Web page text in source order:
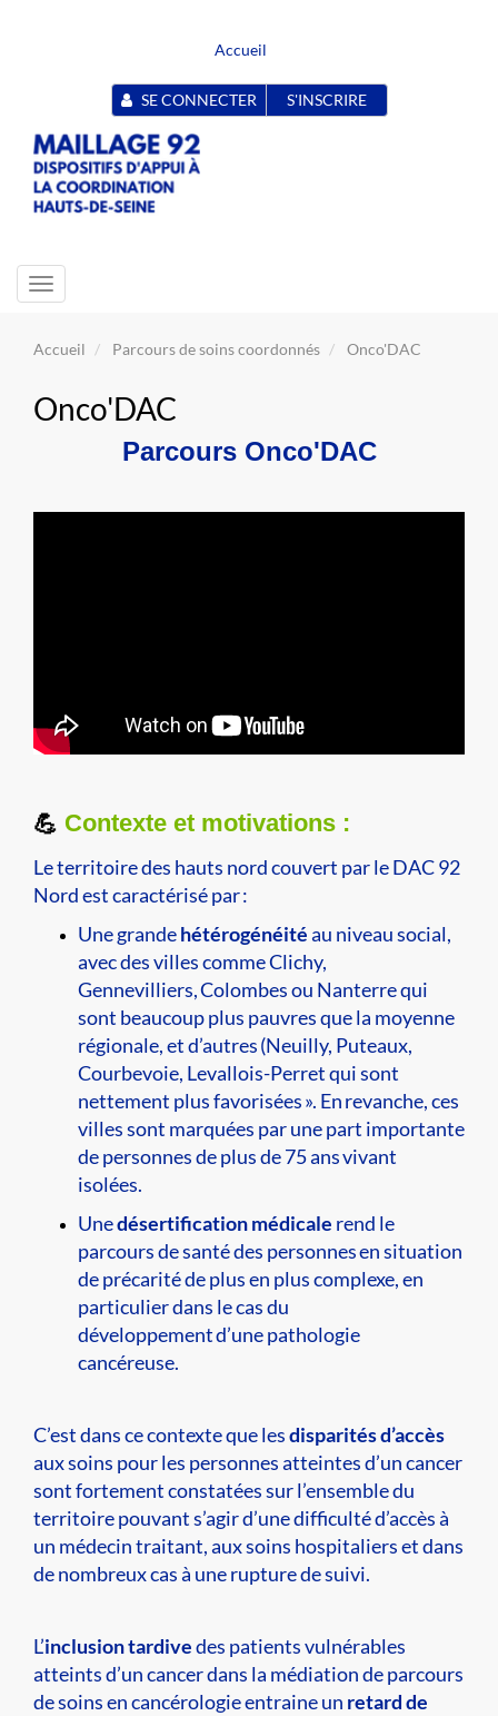
Accueil
SE CONNECTER S'INSCRIRE
Toggle
navigation
Accueil Parcours de soins coordonnés Onco'DAC
Onco'DAC
Parcours Onco'DAC
💪 Contexte et motivations :
Le territoire des hauts nord couvert par le DAC 92
Nord est caractérisé par :
Une grandehétérogénéitéau niveau social,
avec des villes comme Clichy,
Gennevilliers, Colombes ou Nanterre qui
sont beaucoup plus pauvres que la moyenne
régionale, et d’autres (Neuilly, Puteaux,
Courbevoie, Levallois-Perret qui sont
nettement plus favorisées ». En revanche, ces
villes sont marquées par une part importante
de personnes de plus de 75 ans vivant
isolées.
Unedésertification médicale rend le
parcours de santé des personnes en situation
de précarité de plus en plus complexe, en
particulier dans le cas du
développement d’une pathologie
cancéreuse.
C’est dans ce contexte que lesdisparitésd’accès
aux soins pour les personnes atteintes d’un cancer
sont fortement constatées sur l’ensemble du
territoire pouvant s’agir d’une difficulté d’accès à
un médecin traitant, aux soins hospitaliers et dans
de nombreux cas à une rupture de suivi.
L’inclusion tardivedes patients vulnérables
atteints d’un cancer dans la médiation de parcours
de soins en cancérologie entraine un retard de